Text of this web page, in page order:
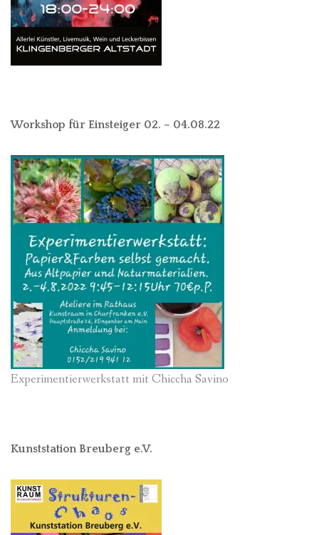
Workshop für Einsteiger 02. – 04.08.22
Experimentierwerkstatt mit Chiccha Savino
Kunststation Breuberg e.V.